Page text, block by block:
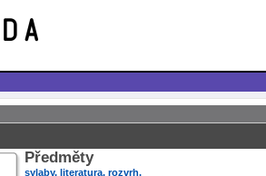
Předměty
sylaby, literatura, rozvrh,